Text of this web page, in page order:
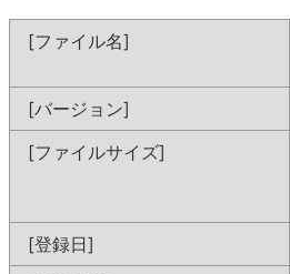
[ファイル名]
[バージョン]
[ファイルサイズ]
[登録日]